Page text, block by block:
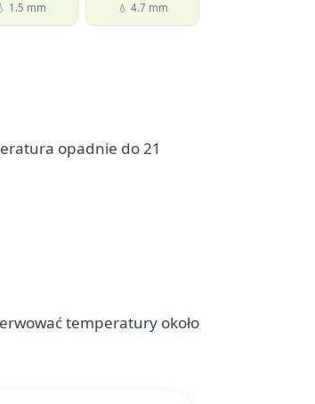
1.5 mm 💧 4.7 mm
opadnie do 21
temperatury około